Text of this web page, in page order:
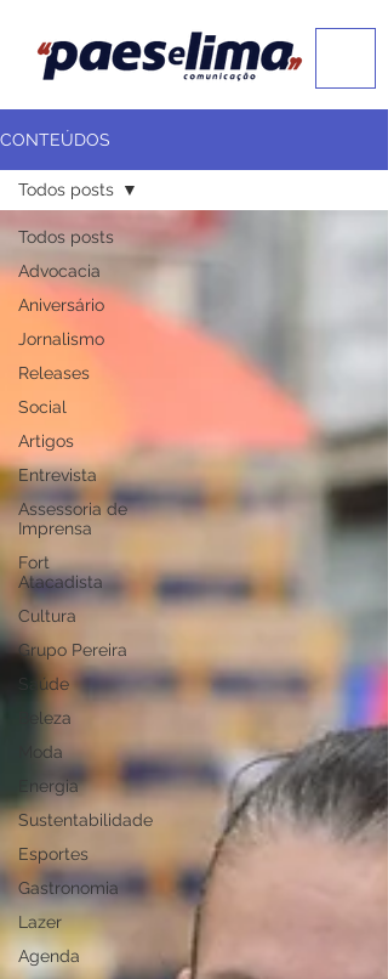
CONTEÚDOS
Todos posts
Advocacia
Aniversário
Jornalismo
Releases
Social
Artigos
Entrevista
Assessoria de
Imprensa
Fort
Atacadista
Cultura
Grupo Pereira
Saúde
Beleza
Moda
Energia
Sustentabilidade
Esportes
Gastronomia
Lazer
Agenda
Todos posts